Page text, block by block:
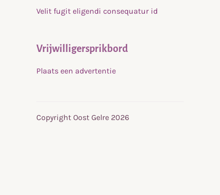
Velit fugit eligendi consequatur id
Vrijwilligersprikbord
Plaats een advertentie
Copyright Oost Gelre 2026